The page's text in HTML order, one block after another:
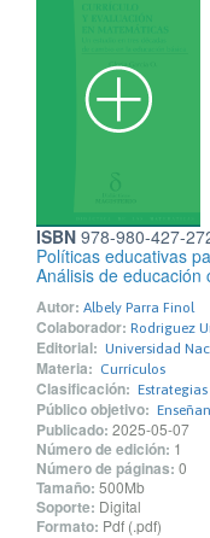
ISBN 978-980-427-
Políticas educativas
Análisis de
Autor: Albely Parra Finol
Colaborador: Rodriguez
Editorial: Universidad
Materia: Currículos
Clasificación:
Público objetivo:
Publicado: 2025-05-07
Número de edición: 1
Número de páginas: 0
Tamaño: 500Mb
Soporte: Digital
Formato: Pdf (.pdf)